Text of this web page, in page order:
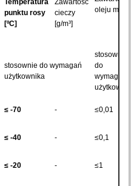
oleju mg/
Temperatura
punktu rosy
[ºC]
Zawartość
cieczy
[g/m³]
stosownie do wymagań
użytkownika
stosownie
do
wymagań
≤ -70 - ≤0,01
≤ -40 - ≤0,1
≤ -20 - ≤1